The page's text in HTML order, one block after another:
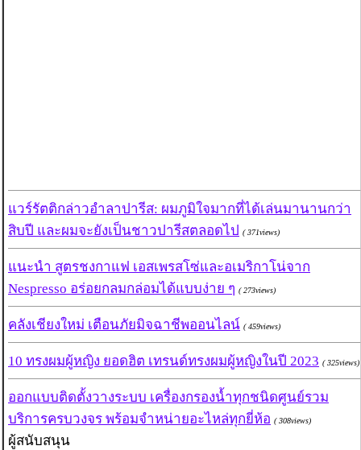
แวร์รัตติกล่าวอำลาปารีส: ผมภูมิใจมากที่ได้เล่นมานานกว่า
สิบปี และผมจะยังเป็นชาวปารีสตลอดไป ( 371views)
แนะนำ สูตรชงกาแฟ เอสเพรสโซ่และอเมริกาโน่จาก
Nespresso อร่อยกลมกล่อมได้แบบง่าย ๆ ( 273views)
คลังเชียงใหม่ เตือนภัยมิจฉาชีพออนไลน์ ( 459views)
10 ทรงผมผู้หญิง ยอดฮิต เทรนด์ทรงผมผู้หญิงในปี 2023 ( 325views)
ออกแบบติดตั้งวางระบบ เครื่องกรองน้ำทุกชนิดศูนย์รวม
บริการครบวงจร พร้อมจำหน่ายอะไหล่ทุกยี่ห้อ ( 308views)
ผู้สนับสนุน